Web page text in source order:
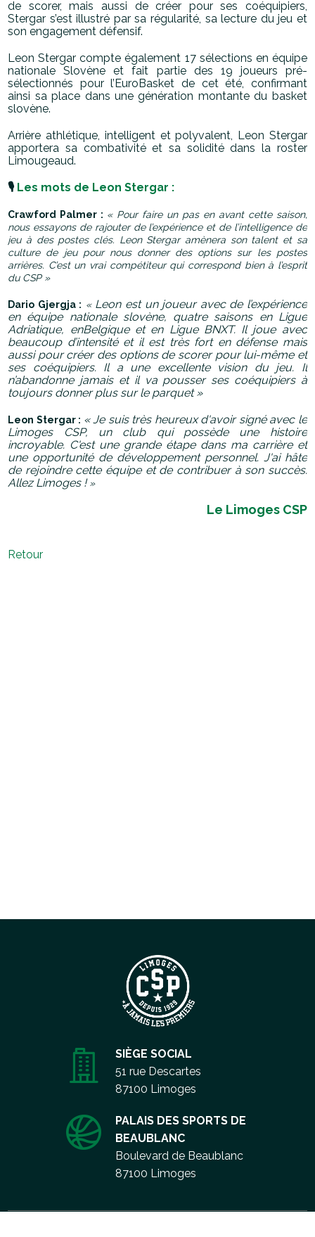
de scorer, mais aussi de créer pour ses coéquipiers,
Stergar s’est illustré par sa régularité, sa lecture du jeu et
son engagement défensif.
Leon Stergar compte également 17 sélections en équipe
nationale Slovène et fait partie des 19 joueurs pré-
sélectionnés pour l’EuroBasket de cet été, confirmant
ainsi sa place dans une génération montante du basket
slovène.
Arrière athlétique, intelligent et polyvalent, Leon Stergar
apportera sa combativité et sa solidité dans la roster
Limougeaud.
🎙️ Les mots de Leon Stergar :
Crawford Palmer : « Pour faire un pas en avant cette saison,
nous essayons de rajouter de l’expérience et de l’intelligence de
jeu à des postes clés. Leon Stergar amènera son talent et sa
culture de jeu pour nous donner des options sur les postes
arrières. C’est un vrai compétiteur qui correspond bien à l’esprit
du CSP »
Dario Gjergja : « Leon est un joueur avec de l’expérience
en équipe nationale slovène, quatre saisons en Ligue
Adriatique, enBelgique et en Ligue BNXT. Il joue avec
beaucoup d’intensité et il est très fort en défense mais
aussi pour créer des options de scorer pour lui-même et
ses coéquipiers. Il a une excellente vision du jeu. Il
n’abandonne jamais et il va pousser ses coéquipiers à
toujours donner plus sur le parquet»
Leon Stergar : « Je suis très heureux d'avoir signé avec le
Limoges CSP, un club qui possède une histoire
incroyable. C'est une grande étape dans ma carrière et
une opportunité de développement personnel. J'ai hâte
de rejoindre cette équipe et de contribuer à son succès.
Allez Limoges !»
Le Limoges CSP
Retour
SIÈGE SOCIAL
51 rue Descartes
87100 Limoges
PALAIS DES SPORTS DE
BEAUBLANC
Boulevard de Beaublanc
87100 Limoges